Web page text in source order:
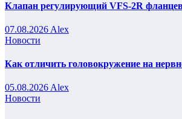
Клапан регулирующий VFS-2R
07.08.2026 Alex
Новости
Как отличить головокружение на
05.08.2026 Alex
Новости